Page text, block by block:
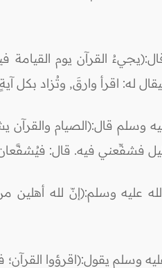
القرآن يوم
له: اقرأ وارقَ, وتُزاد بكل
وسلم قال:(الصيام والقرآن
فشفِّعني فيه. قال:
وسلم:(إنّ لله أهلين
يقول:(اقرؤوا القرآن؛